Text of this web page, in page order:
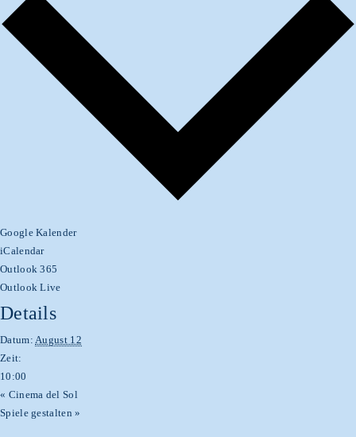
Google Kalender
iCalendar
Outlook 365
Outlook Live
Details
Datum: August 12
Zeit:
10:00
« Cinema del Sol
Spiele gestalten»